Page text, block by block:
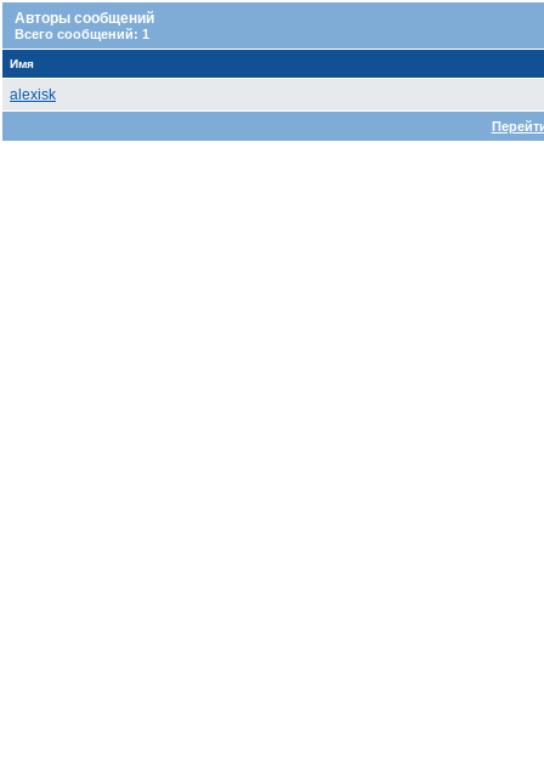
Авторы сообщений
Всего сообщений: 1
Имя
alexisk